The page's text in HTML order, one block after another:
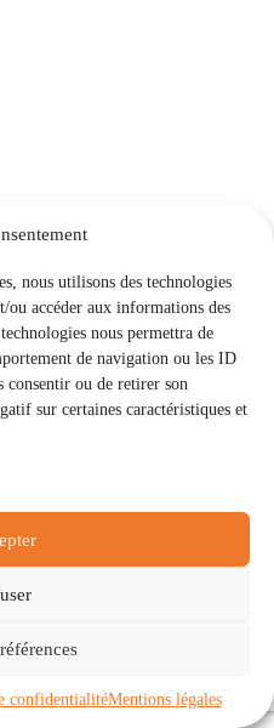
nous utilisons des technologies
ou accéder aux informations des
nous permettra de
de navigation ou les ID
consentir ou de retirer son
sur certaines caractéristiques et
confidentialitéMentions légales
(UE)